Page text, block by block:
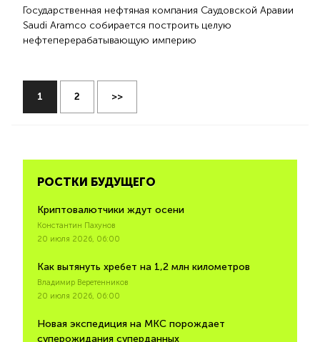
Государственная нефтяная компания Саудовской Аравии
Saudi Aramco собирается построить целую
нефтеперерабатывающую империю
1 2 >>
РОСТКИ БУДУЩЕГО
Криптовалютчики ждут осени
Константин Пахунов
20 июля 2026, 06:00
Как вытянуть хребет на 1,2 млн километров
Владимир Веретенников
20 июля 2026, 06:00
Новая экспедиция на МКС порождает
суперожидания суперданных